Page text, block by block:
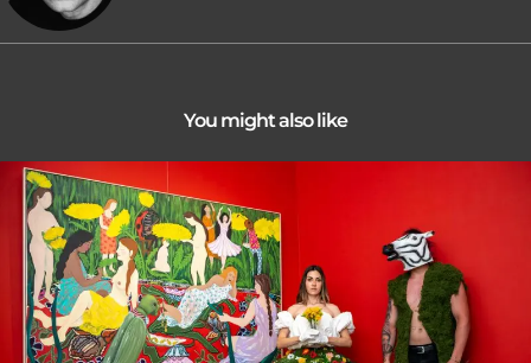
You might also like